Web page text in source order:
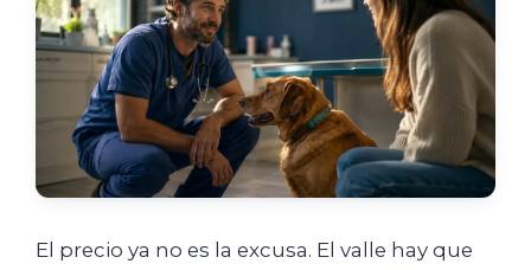
El precio ya no es la excusa. El valle hay que